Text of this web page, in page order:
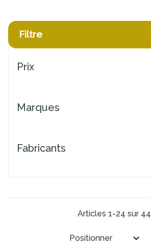
Filtre
Prix
Marques
Fabricants
Articles 1-24 sur 44
Trier par: